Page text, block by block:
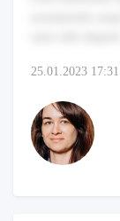
25.01.2023 17:31